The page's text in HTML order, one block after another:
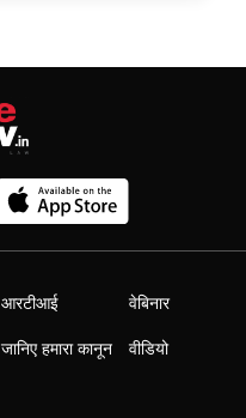
आरटीआई
जानिए हमारा कानून
वेबिनार
वीडियो